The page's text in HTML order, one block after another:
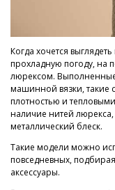
Когда хочется
прохладную погоду, на
люрексом.
машинной вязки, такие
плотностью и
наличие нитей
металлический блеск.
Такие модели можно
повседневных,
аксессуары.